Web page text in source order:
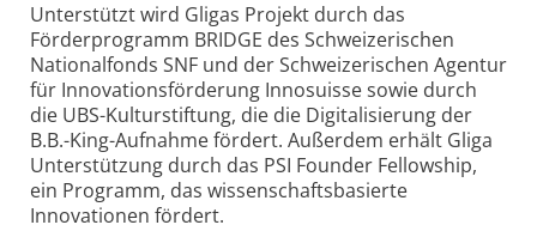
Unterstützt wird Gligas Projekt durch das
Förderprogramm BRIDGE des Schweizerischen
Nationalfonds SNF und der Schweizerischen Agentur
für Innovationsförderung Innosuisse sowie durch
die UBS-Kulturstiftung, die die Digitalisierung der
B.B.-King-Aufnahme fördert. Außerdem erhält Gliga
Unterstützung durch das PSI Founder Fellowship,
ein Programm, das wissenschaftsbasierte
Innovationen fördert.